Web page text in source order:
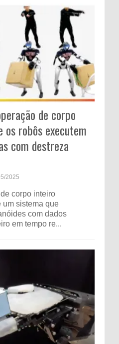
de corpo
robôs executem
com destreza
2025
corpo inteiro
um sistema que
com dados
em tempo re...